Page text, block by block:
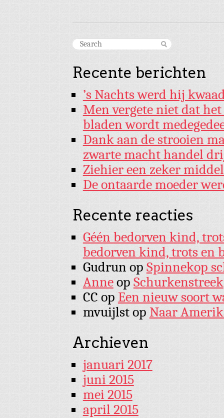
Recente berichten
’s Nachts werd hij
Men vergete niet dat
bladen wordt
Dank aan de strooien
zwarte macht handel
Ziehier een zeker
De ontaarde moeder
Recente reacties
Géén bedorven kind,
bedorven kind, trots en
Gudrun op Spinnekop
Anneop Schurkenstreek
CC op Een nieuw soort
mvuijlstop Naar
Archieven
januari 2017
juni 2015
mei 2015
april 2015